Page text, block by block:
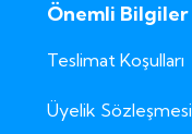
Önemli Bilgiler
Teslimat Koşulları
Üyelik Sözleşmesi